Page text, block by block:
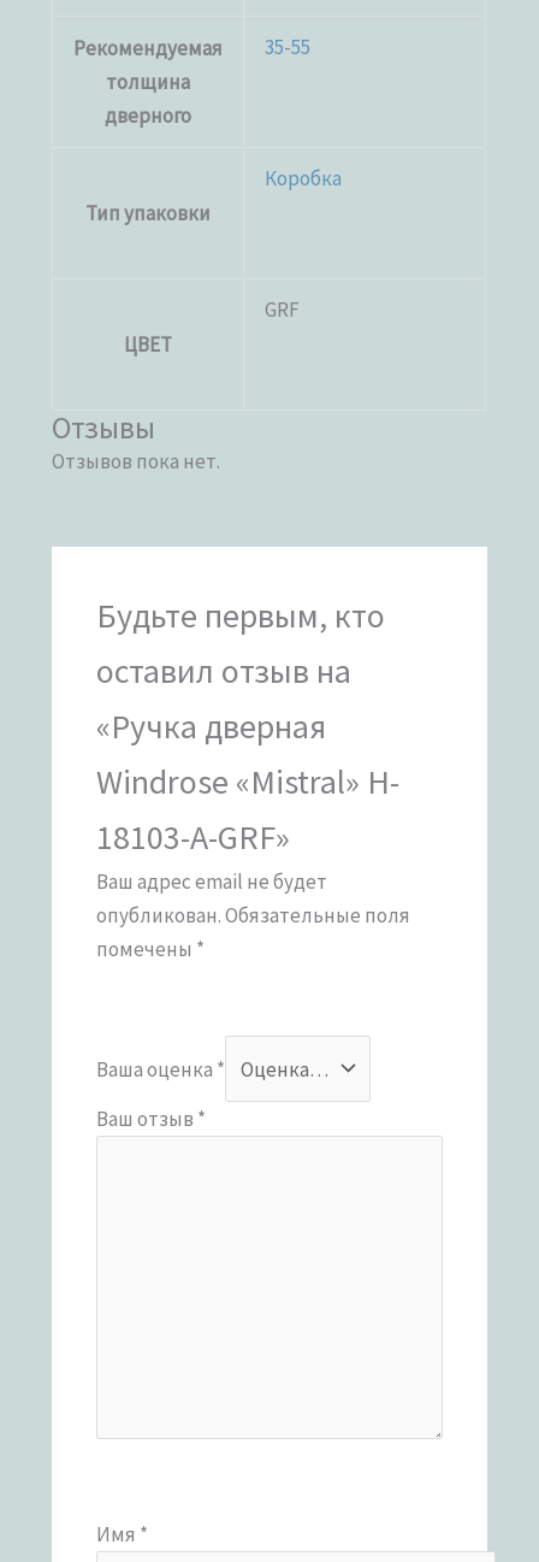
Рекомендуемая
толщина
дверного
35-55
Тип упаковки
Коробка
ЦВЕТ
GRF
Отзывы
Отзывов пока нет.
Будьте первым, кто
оставил отзыв на
«Ручка дверная
Windrose «Mistral» H-
18103-A-GRF»
Ваш адрес email не будет
опубликован.Обязательные поля
помечены *
Ваша оценка *
Ваш отзыв *
Имя *